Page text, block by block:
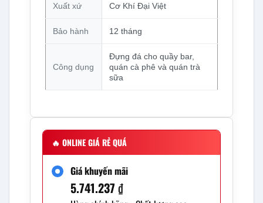
Xuất xứ Cơ Khí Đại Việt
Bảo hành 12 tháng
Công dụng
Đựng đá cho quầy bar,
quán cà phê và quán trà
sữa
🔥 ONLINE GIÁ RẺ QUÁ
Giá khuyến mãi
5.741.237 ₫